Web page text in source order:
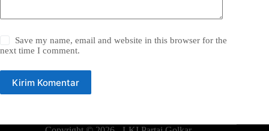
Save my name, email and website in this browser for the
next time I comment.
Kirim Komentar